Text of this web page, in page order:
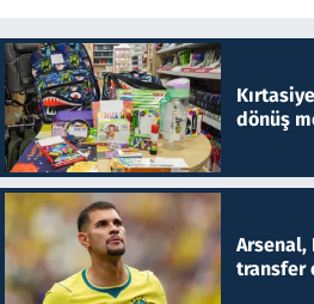
dönüş
Arsenal,
transfer